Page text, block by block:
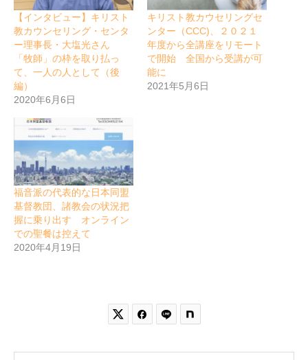
【インタビュー】キリスト
教カウンセリング・センタ
ー理事長・大塩光さん
「牧師」の枠を取り払っ
て、一人の人として（後
編）
2020年6月6日
キリスト教カウセリングセ
ンター（CCC)、２０２１
年度から全講座をリモート
で開始 全国から受講が可
能に
2021年5月6日
福音派の代表的な日本同盟
基督教団、諸教会の状況把
握に乗り出す オンライン
での聖餐は控えて
2020年4月19日
 